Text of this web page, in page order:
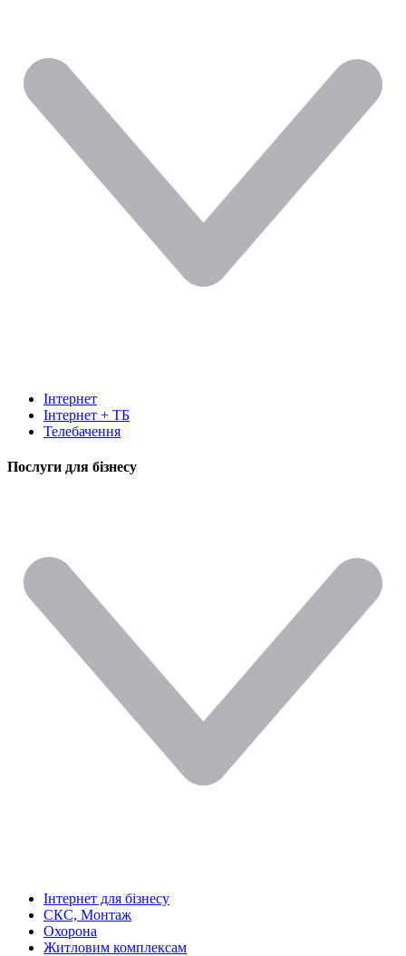
Інтернет
Інтернет + ТБ
Телебачення
Послуги для бізнесу
Інтернет для бізнесу
СКС, Монтаж
Охорона
Житловим комплексам